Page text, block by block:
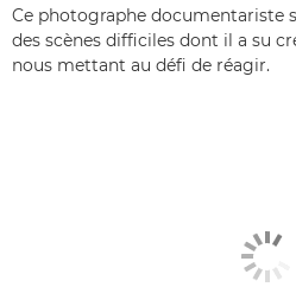
Ce photographe documentariste
des scènes difficiles dont il a su
nous mettant au défi de réagir.